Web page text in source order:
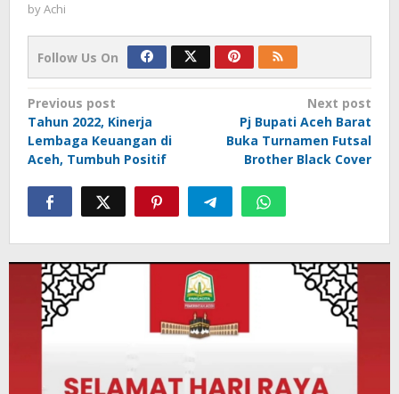
byAchi
Follow Us On
Post
navigation
Previous post
Tahun 2022, Kinerja
Lembaga Keuangan di
Aceh, Tumbuh Positif
Next post
Pj Bupati Aceh Barat
Buka Turnamen Futsal
Brother Black Cover